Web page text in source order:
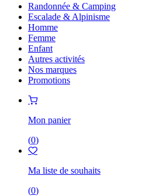
Randonnée & Camping
Escalade & Alpinisme
Homme
Femme
Enfant
Autres activités
Nos marques
Promotions
Mon panier
(0)
Ma liste de souhaits
(0)